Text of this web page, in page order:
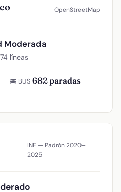
OpenStreetMap
Moderada
líneas
🚌 BUS 682 paradas
INE — Padrón 2020–
2025